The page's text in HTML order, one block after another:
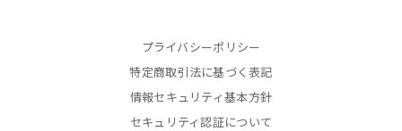
プライバシーポリシー
特定商取引法に基づく表記
情報セキュリティ基本方針
セキュリティ認証について